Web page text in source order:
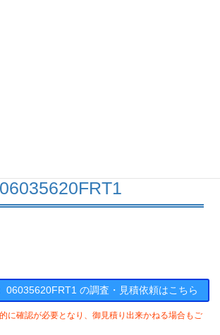
06035620FRT1 の調査・見積依頼はこちら
に確認が必要となり、御見積り出来かねる場合もご